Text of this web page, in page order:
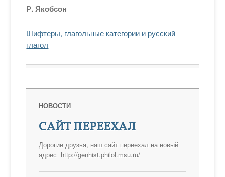
Р. Якобсон
Шифтеры, глагольные категории и русский
глагол
НОВОСТИ
САЙТ ПЕРЕЕХАЛ
Дорогие друзья, наш сайт переехал на новый
адрес http://genhist.philol.msu.ru/